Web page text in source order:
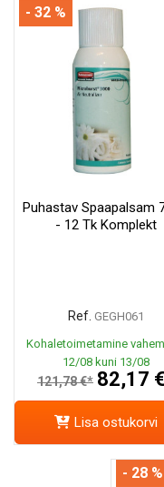
Puhastav Spaapalsam
- 12 Tk Komplekt
Ref. GEGH061
Kohaletoimetamine
12/08 kuni 13/08
121,78 €* 82,17
- 32 %
Lisa ostukorvi
- 28 %